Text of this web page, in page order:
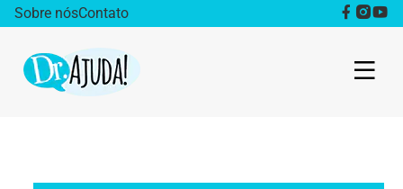
Sobre nósContato
Obesidade